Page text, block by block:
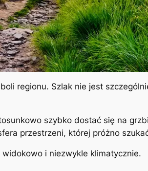
regionu. Szlak nie jest
szybko dostać się na
przestrzeni, której próżno
i niezwykle klimatycznie.